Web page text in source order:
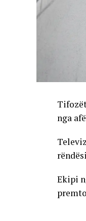
nga
Ekipi